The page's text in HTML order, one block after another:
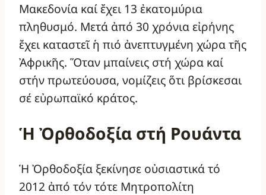
Μακεδονία καί ἔχει 13 ἐκατομύρια
πληθυσμό. Μετά ἀπό 30 χρόνια εἰρήνης
ἔχει καταστεῖ ἡ πιό ἀνεπτυγμένη χώρα τῆς
Ἀφρικῆς. Ὅταν μπαίνεις στή χώρα καί
στήν πρωτεύουσα, νομίζεις ὅτι βρίσκεσαι
σέ εὐρωπαϊκό κράτος.
Ἡ Ὀρθοδοξία στή Ρουάντα
Ἡ Ὀρθοδοξία ξεκίνησε οὐσιαστικά τό
2012 ἀπό τόν τότε Μητροπολίτη